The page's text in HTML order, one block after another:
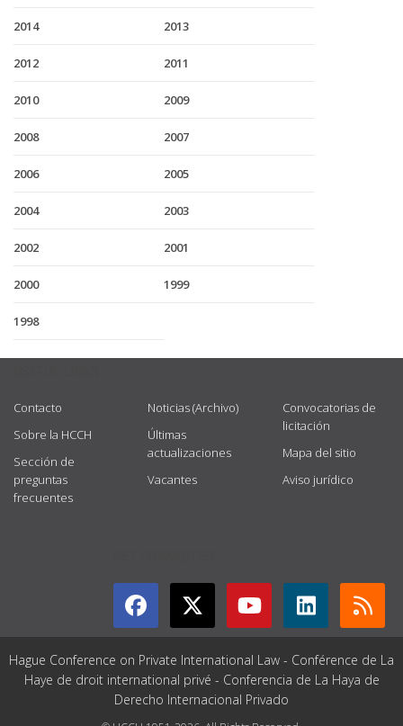
2014 2013
2012 2011
2010 2009
2008 2007
2006 2005
2004 2003
2002 2001
2000 1999
1998
Contacto
Sobre la HCCH
Sección de
preguntas
frecuentes
Noticias (Archivo)
Últimas
actualizaciones
Vacantes
Convocatorias de
licitación
Mapa del sitio
Aviso jurídico
Hague Conference on Private International Law - Conférence de La
Haye de droit international privé - Conferencia de La Haya de
Derecho Internacional Privado